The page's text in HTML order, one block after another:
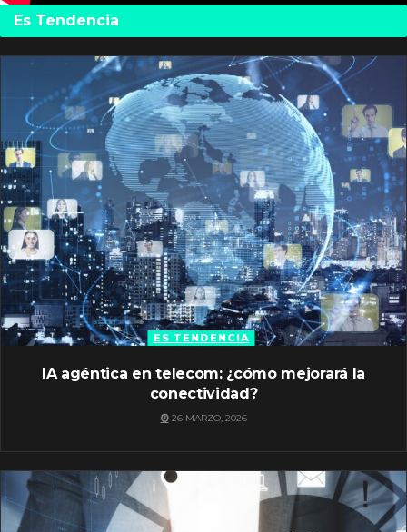
Es Tendencia
ES TENDENCIA
IA agéntica en telecom: ¿cómo mejorará la
conectividad?
26 MARZO, 2026